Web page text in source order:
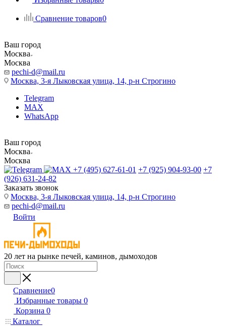
Сравнение товаров0
Ваш город
Москва
Москва
pechi-d@mail.ru
Москва, 3-я Лыковская улица, 14, р-н Строгино
Telegram
MAX
WhatsApp
Ваш город
Москва
Москва
+7 (495) 627-61-01 +7 (925) 904-93-00 +7
(926) 631-24-82
Заказать звонок
Москва, 3-я Лыковская улица, 14, р-н Строгино
pechi-d@mail.ru
Войти
20 лет на рынке печей, каминов, дымоходов
Сравнение0
Избранные товары 0
Корзина 0
Каталог